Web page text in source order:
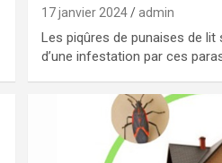
17 janvier 2024 admin
Les piqûres de punaises de
d’une infestation par ces